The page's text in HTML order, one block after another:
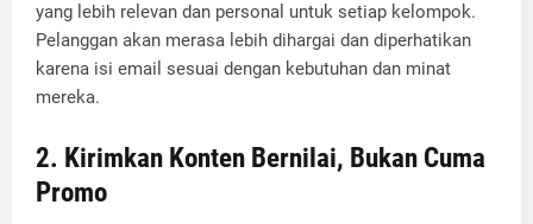
yang lebih relevan dan personal untuk setiap kelompok.
Pelanggan akan merasa lebih dihargai dan diperhatikan
karena isi email sesuai dengan kebutuhan dan minat
mereka.
2. Kirimkan Konten Bernilai, Bukan Cuma
Promo